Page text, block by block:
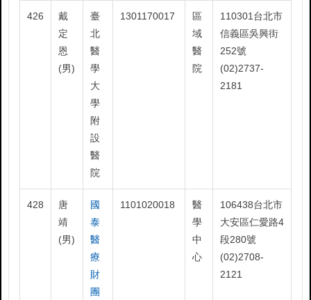
426
戴
定
恩
(男)
臺
北
醫
學
大
學
附
設
醫
院
1301170017
區
域
醫
院
110301台北市
信義區吳興街
252號
(02)2737-
2181
428
唐
靖
(男)
國
泰
醫
療
財
團
1101020018
醫
學
中
心
106438台北市
大安區仁愛路4
段280號
(02)2708-
2121